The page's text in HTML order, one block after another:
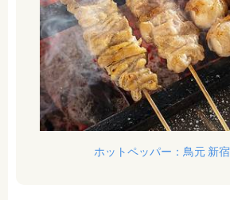
ホットペッパー：鳥元 新